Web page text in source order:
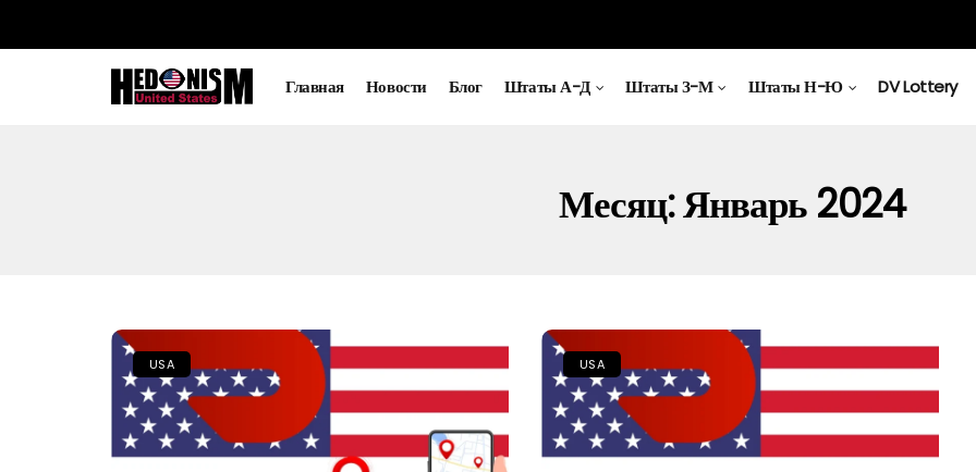
Главная Новости Блог Штаты А-Д Штаты З-М Штаты Н-Ю DV Lottery
Месяц:Январь 2024
USA USA